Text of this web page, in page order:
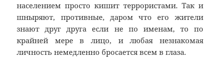
населением просто кишит террористами. Так и
шныряют, противные, даром что его жители
знают друг друга если не по именам, то по
крайней мере в лицо, и любая незнакомая
личность немедленно бросается всем в глаза.